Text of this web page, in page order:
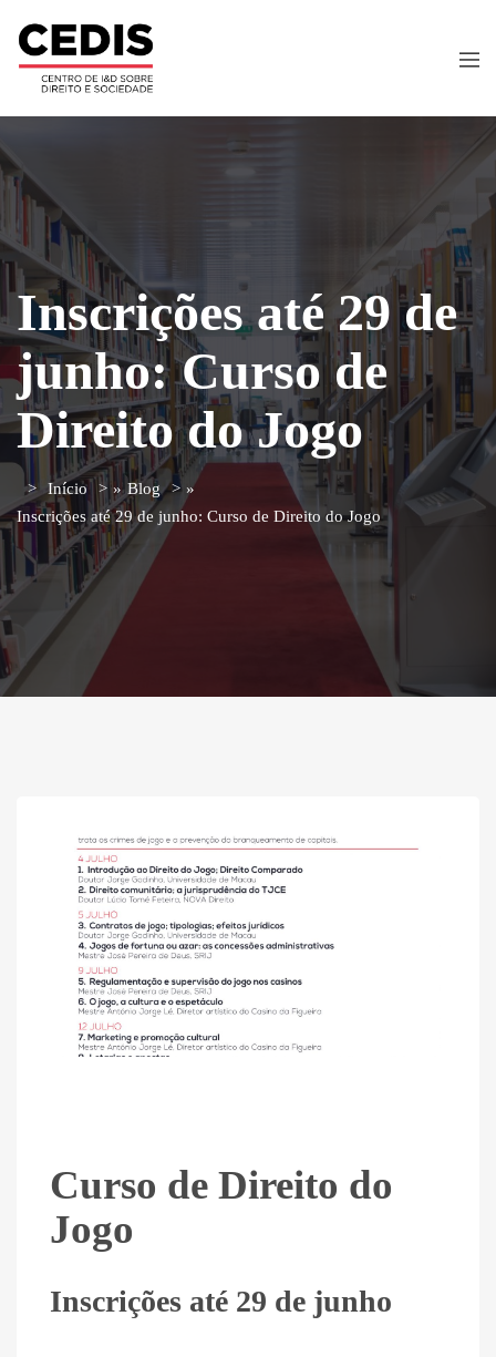
Inscrições até 29 de
junho: Curso de
Direito do Jogo
Início » Blog
»
Inscrições até 29 de junho: Curso de Direito do Jogo
Curso de Direito do
Jogo
Inscrições até 29 de junho